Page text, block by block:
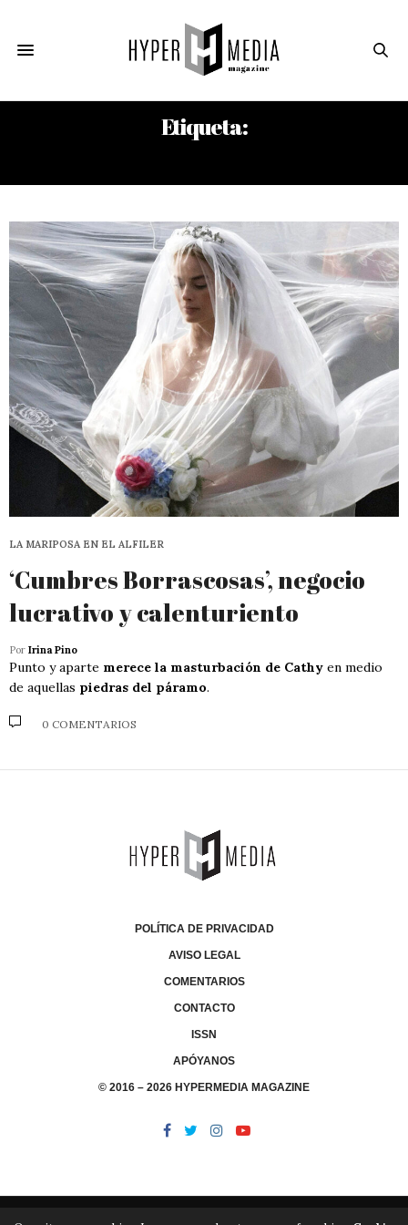
Etiqueta:
LA MARIPOSA EN EL ALFILER
‘Cumbres Borrascosas’, negocio
lucrativo y calenturiento
Por Irina Pino
Punto y aparte merece la masturbación de Cathy en medio
de aquellas piedras del páramo.
0 COMENTARIOS
POLÍTICA DE PRIVACIDAD
AVISO LEGAL
COMENTARIOS
CONTACTO
ISSN
APÓYANOS
© 2016 – 2026 HYPERMEDIA MAGAZINE